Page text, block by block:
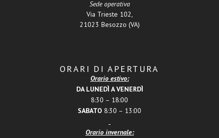
Sede operativa
Via Trieste 102,
21023 Besozzo (VA)
ORARI DI APERTURA
Orario estivo:
DA LUNEDÌ A VENERDÌ
8:30 – 18:00
SABATO 8:30 – 13:00
Orario invernale: